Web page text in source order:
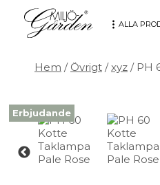
ALLA
Bord
Fåtöljer
Hallbänkar
Kontorsmöbler
Hem / Övrigt /xyz / PH
Erbjudande